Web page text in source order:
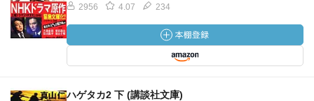
2956 4.07 234
ハゲタカ2 下 (講談社文庫)